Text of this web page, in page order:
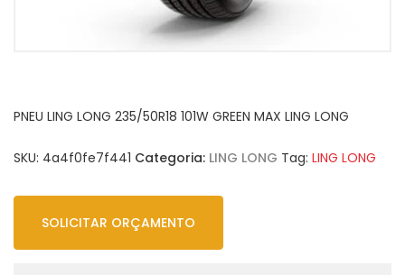
PNEU LING LONG 235/50R18 101W GREEN MAX LING LONG
SKU: 4a4f0fe7f441 Categoria: LING LONG Tag: LING LONG
SOLICITAR ORÇAMENTO